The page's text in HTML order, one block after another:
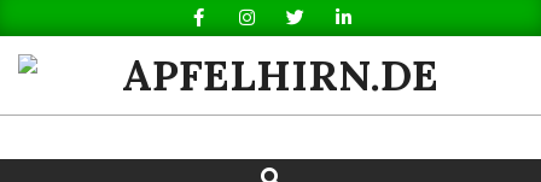
to
content
APFELHIRN.DE
Search